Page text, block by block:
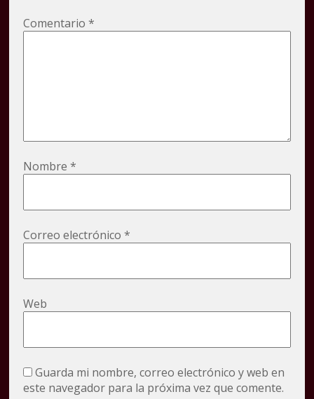
Comentario*
Nombre*
Correo electrónico*
Web
Guarda mi nombre, correo electrónico y web en
este navegador para la próxima vez que comente.